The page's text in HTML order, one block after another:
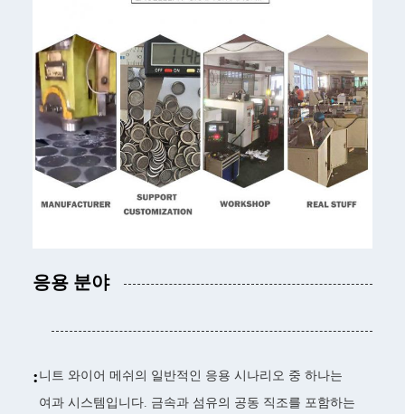
응용 분야
: 니트 와이어 메쉬의 일반적인 응용 시나리오 중 하나는
여과 시스템입니다. 금속과 섬유의 공동 직조를 포함하는